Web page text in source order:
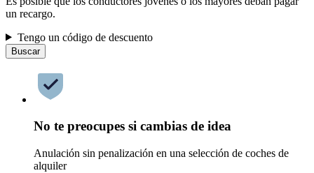
un recargo.
Tengo un código de descuento
Buscar
No te preocupes si cambias de idea
Anulación sin penalización en una selección de coches de
alquiler